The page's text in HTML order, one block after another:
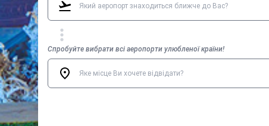
Спробуйте вибрати всі аеропорти улюбленої країни!